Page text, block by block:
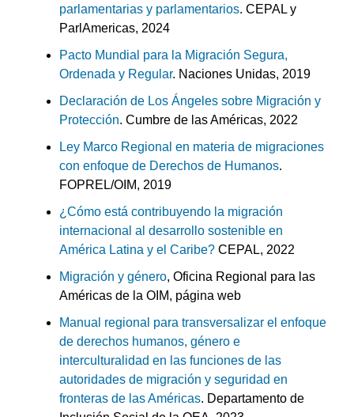
parlamentarias y parlamentarios. CEPAL y
ParlAmericas, 2024
Pacto Mundial para la Migración Segura,
Ordenada y Regular. Naciones Unidas, 2019
Declaración de Los Ángeles sobre Migración y
Protección. Cumbre de las Américas, 2022
Ley Marco Regional en materia de migraciones
con enfoque de Derechos de Humanos.
FOPREL/OIM, 2019
¿Cómo está contribuyendo la migración
internacional al desarrollo sostenible en
América Latina y el Caribe? CEPAL, 2022
Migración y género, Oficina Regional para las
Américas de la OIM, página web
Manual regional para transversalizar el enfoque
de derechos humanos, género e
interculturalidad en las funciones de las
autoridades de migración y seguridad en
fronteras de las Américas. Departamento de